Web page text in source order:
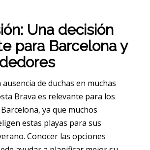
Una decisión
para Barcelona y
de duchas en muchas
Brava es relevante para los
ya que muchos
estas playas para sus
Conocer las opciones